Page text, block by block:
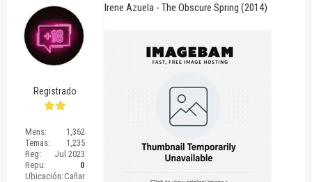
Registrado
Mens:
1,362
Temas:
1,235
Reg:
Jul 2023
Repu:
0
Ubicación:Cañar
Irene Azuela - The Obscure Spring (2014)